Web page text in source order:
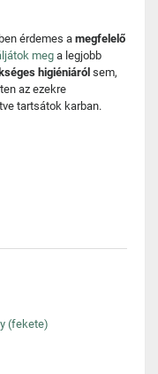
érdemes amegfelelő
meg a legjobb
higiéniáról sem,
az ezekre
tartsátok karban.
(fekete)